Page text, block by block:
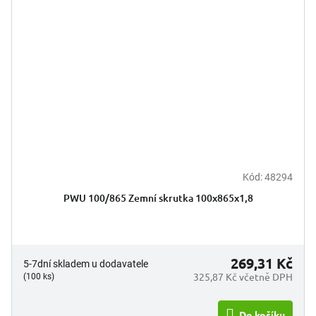
Kód:48294
PWU 100/865 Zemní skrutka 100x865x1,8
5-7dní skladem u dodavatele
(100 ks) 325,87 Kč včetně DPH
269,31 Kč